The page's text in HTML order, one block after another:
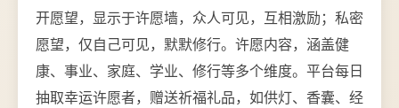
开愿望，显示于许愿墙，众人可见，互相激励；私密
愿望，仅自己可见，默默修行。许愿内容，涵盖健
康、事业、家庭、学业、修行等多个维度。平台每日
抽取幸运许愿者，赠送祈福礼品，如供灯、香囊、经